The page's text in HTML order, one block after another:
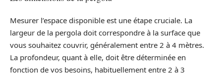
Mesurer l’espace disponible est une étape cruciale. La
largeur de la pergola doit correspondre à la surface que
vous souhaitez couvrir, généralement entre 2 à 4 mètres.
La profondeur, quant à elle, doit être déterminée en
fonction de vos besoins, habituellement entre 2 à 3